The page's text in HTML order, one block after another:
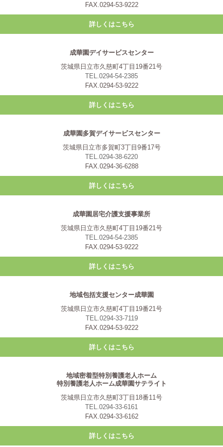
FAX.0294-53-9222
詳しくはこちら
成華園デイサービスセンター
茨城県日立市久慈町4丁目19番21号
TEL.0294-54-2385
FAX.0294-53-9222
詳しくはこちら
成華園多賀デイサービスセンター
茨城県日立市多賀町3丁目9番17号
TEL.0294-38-6220
FAX.0294-36-6288
詳しくはこちら
成華園居宅介護支援事業所
茨城県日立市久慈町4丁目19番21号
TEL.0294-54-2385
FAX.0294-53-9222
詳しくはこちら
地域包括支援センター成華園
茨城県日立市久慈町4丁目19番21号
TEL.0294-33-7119
FAX.0294-53-9222
詳しくはこちら
地域密着型特別養護老人ホーム
特別養護老人ホーム成華園サテライト
茨城県日立市久慈町3丁目18番11号
TEL.0294-33-6161
FAX.0294-33-6162
詳しくはこちら